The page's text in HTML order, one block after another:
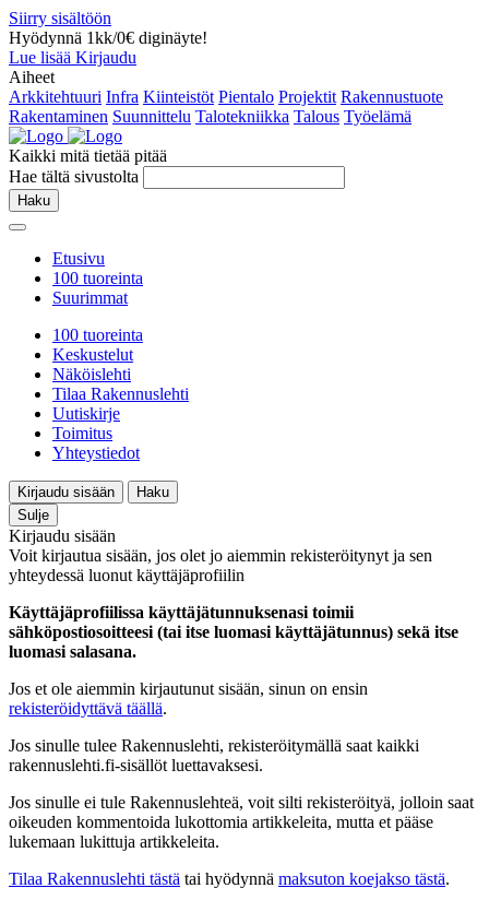
Siirry sisältöön
Hyödynnä 1kk/0€ diginäyte!
Lue lisää Kirjaudu
Aiheet
Arkkitehtuuri Infra Kiinteistöt Pientalo Projektit Rakennustuote
Rakentaminen Suunnittelu Talotekniikka Talous Työelämä
Kaikki mitä tietää pitää
Hae tältä sivustolta
Haku
Etusivu
100 tuoreinta
Suurimmat
100 tuoreinta
Keskustelut
Näköislehti
Tilaa Rakennuslehti
Uutiskirje
Toimitus
Yhteystiedot
Kirjaudu sisään
Haku
Sulje
Kirjaudu sisään
Voit kirjautua sisään, jos olet jo aiemmin rekisteröitynyt ja sen
yhteydessä luonut käyttäjäprofiilin
Käyttäjäprofiilissa käyttäjätunnuksenasi toimii
sähköpostiosoitteesi (tai itse luomasi käyttäjätunnus) sekä itse
luomasi salasana.
Jos et ole aiemmin kirjautunut sisään, sinun on ensin
rekisteröidyttävä täällä.
Jos sinulle tulee Rakennuslehti, rekisteröitymällä saat kaikki
rakennuslehti.fi-sisällöt luettavaksesi.
Jos sinulle ei tule Rakennuslehteä, voit silti rekisteröityä, jolloin saat
oikeuden kommentoida lukottomia artikkeleita, mutta et pääse
lukemaan lukittuja artikkeleita.
Tilaa Rakennuslehti tästä tai hyödynnä maksuton koejakso tästä.